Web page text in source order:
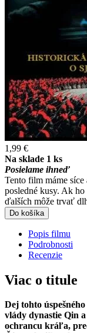
1,99 €
Na sklade 1 ks
Posielame ihneď
Tento film máme síce
posledné kusy. Ak
ďalších môže trvať
Do košíka
Popis filmu
Podrobnosti
Recenzie
Viac o titule
Dej tohto
vlády dynastie Qin
ochrancu kráľa,